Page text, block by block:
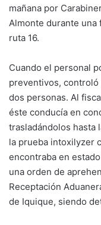
mañana por
Almonte durante una
ruta 16.
Cuando el personal
preventivos, controló
dos personas. Al
éste conducía en
trasladándolos hasta
la prueba intoxilyzer
encontraba en
una orden de
Receptación
de Iquique, siendo